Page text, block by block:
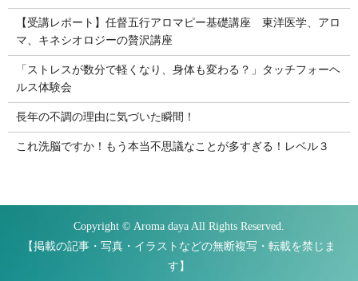
【受講レポート】任督五行アロマピー基礎講座 東洋医学、アロ
マ、キネシオロジーの贅沢講座
「ストレスが数分で軽くなり、身体も変わる？」タッチフォーヘ
ルス体験会
長年の不調の理由に気づいた瞬間！
これ洗脳ですか！もう本当不思議なことが多すぎる！レベル３
Copyright © Aroma daya All Rights Reserved.
【掲載の記事・写真・イラストなどの無断複写・転載を禁じま
す】